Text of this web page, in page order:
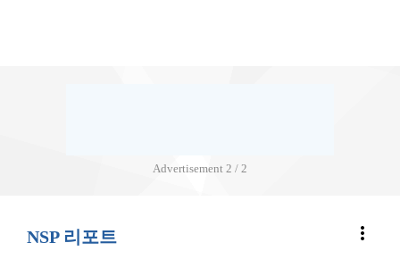
Advertisement 2 / 2
NSP 리포트 more_vert